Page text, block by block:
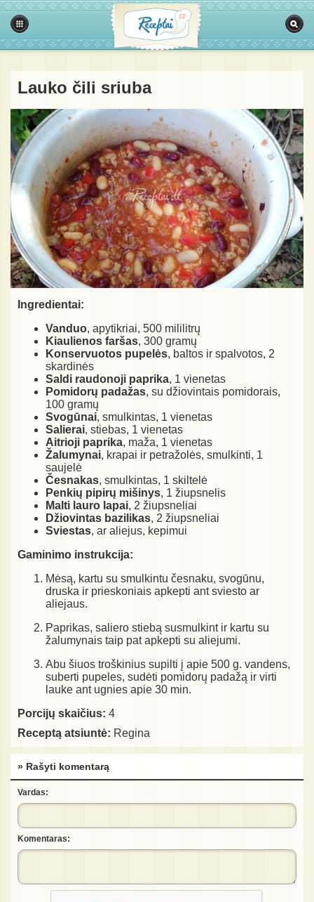
Lauko čili sriuba
Ingredientai:
Vanduo, apytikriai, 500 mililitrų
Kiaulienos faršas, 300 gramų
Konservuotos pupelės, baltos ir spalvotos, 2
skardinės
Saldi raudonoji paprika, 1 vienetas
Pomidorų padažas, su džiovintais pomidorais,
100 gramų
Svogūnai, smulkintas, 1 vienetas
Salierai, stiebas, 1 vienetas
Aitrioji paprika, maža, 1 vienetas
Žalumynai, krapai ir petražolės, smulkinti, 1
saujelė
Česnakas, smulkintas, 1 skiltelė
Penkių pipirų mišinys, 1 žiupsnelis
Malti lauro lapai, 2 žiupsneliai
Džiovintas bazilikas, 2 žiupsneliai
Sviestas, ar aliejus, kepimui
Gaminimo instrukcija:
Mėsą, kartu su smulkintu česnaku, svogūnu,
druska ir prieskoniais apkepti ant sviesto ar
aliejaus.
Paprikas, saliero stiebą susmulkint ir kartu su
žalumynais taip pat apkepti su aliejumi.
Abu šiuos troškinius supilti į apie 500 g. vandens,
suberti pupeles, sudėti pomidorų padažą ir virti
lauke ant ugnies apie 30 min.
Porcijų skaičius: 4
Receptą atsiuntė: Regina
» Rašyti komentarą
Vardas:
Komentaras: